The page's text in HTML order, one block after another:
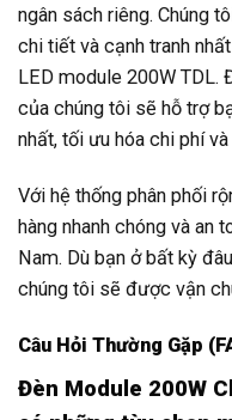
ngân sách riêng. Chúng
chi tiết và cạnh tranh
LED module 200W TDL.
của chúng tôi sẽ hỗ trợ
nhất, tối ưu hóa chi phí
Với hệ thống phân phối
hàng nhanh chóng và an
Nam. Dù bạn ở bất kỳ
chúng tôi sẽ được vận
Câu Hỏi Thường Gặp
Đèn Module 200W